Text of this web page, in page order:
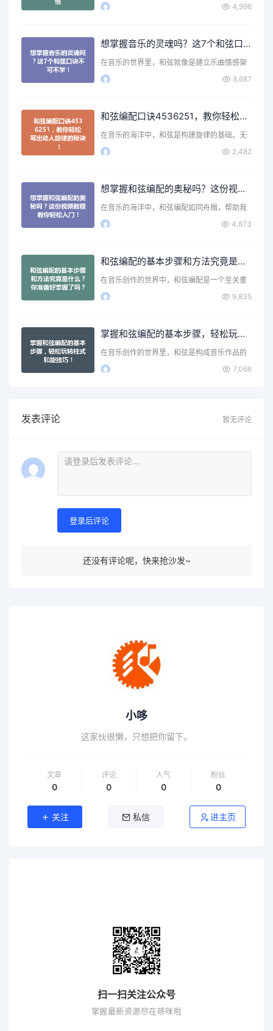
4,996
想掌握音乐的灵魂吗？这7个和弦口诀不可不学！
在音乐的世界里，和弦就像是建立乐曲情感架
构的基石。无论是弹吉…
8,687
和弦编配口诀4536251，教你轻松写出动人旋律的秘诀！
在音乐的海洋中，和弦是构建旋律的基础。无
论你是初学者还是有一…
2,482
想掌握和弦编配的奥秘吗？这份视频教程教你轻松入门！
在音乐的海洋中，和弦编配如同舟楫，帮助我
们在音符的旅程中穿行…
4,873
和弦编配的基本步骤和方法究竟是什么？你准备好掌握了吗？
在音乐创作的世界中，和弦编配是一个至关重
要的环节。它不仅为旋…
9,835
掌握和弦编配的基本步骤，轻松玩转柱式和旋技巧！
在音乐创作的世界里，和弦是构成音乐作品的
核心元素之一。无论你…
7,066
发表评论 暂无评论
登录后评论
还没有评论呢，快来抢沙发~
小哆
这家伙很懒，只想把你留下。
文章
0
评论
0
人气
0
粉丝
0
关注 私信 进主页
扫一扫关注公众号
掌握最新资源尽在哆咪啦